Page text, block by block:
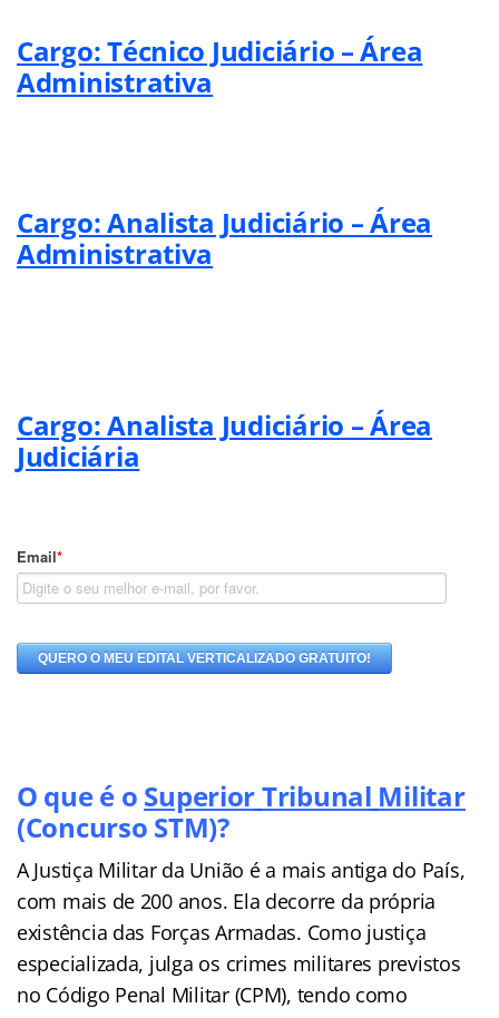
Cargo: Técnico Judiciário – Área
Administrativa
Cargo: Analista Judiciário – Área
Administrativa
Cargo: Analista Judiciário – Área
Judiciária
O que é o SuperiorTribunal Militar
(Concurso STM)?
A Justiça Militar da União é a mais antiga do País,
com mais de 200 anos. Ela decorre da própria
existência das Forças Armadas. Como justiça
especializada, julga os crimes militares previstos
no Código Penal Militar (CPM), tendo como